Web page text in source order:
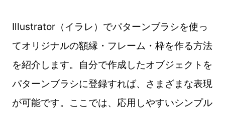
Illustrator（イラレ）でパターンブラシを使っ
てオリジナルの額縁・フレーム・枠を作る方法
を紹介します。自分で作成したオブジェクトを
パターンブラシに登録すれば、さまざまな表現
が可能です。ここでは、応用しやすいシンプル